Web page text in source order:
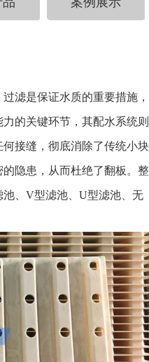
滤是保证水质的重要措施，
的关键环节，其配水系统则
接缝，彻底消除了传统小块
隐患，从而杜绝了翻板。 整
、V型滤池、U型滤池、无